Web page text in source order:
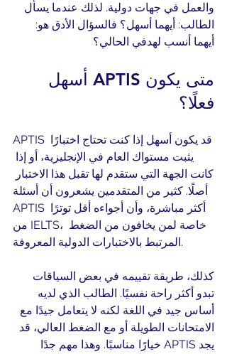
والعمل في جهات دولية. لذلك عندما يسأل
الطالب: أيهما أسهل؟ فالسؤال الأدق هو:
أيهما أنسب لهدفي الحالي؟
متى يكون APTIS أسهل
فعلًا؟
APTIS قد يكون أسهل إذا كنت تحتاج اختبارًا
يثبت مستواك العام في الإنجليزية، أو إذا
كانت الجهة التي ستقدم لها تقبل هذا الاختبار
أصلًا. كثير من المتقدمين يشعرون أن أسئلة
APTIS أكثر مباشرة، وأن أجواءه أقل توترًا
من IELTS، خاصة لمن يخافون من الضغط
المرتبط بالاختبارات الدولية المعروفة.
كذلك، طريقة تقييمه في بعض السياقات
تبدو أكثر راحة نفسيًا. الطالب الذي لديه
أساس جيد في اللغة لكنه لا يتعامل جيدًا مع
الامتحانات الطويلة أو مع الضغط العالي، قد
يجد APTIS خيارًا مناسبًا. وهذا مهم جدًا